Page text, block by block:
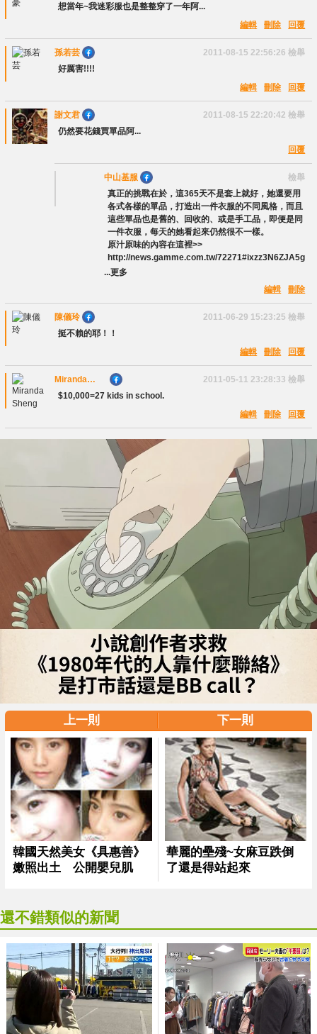
想當年~我迷彩服也是整整穿了一年阿...
回覆
刪除
編輯
孫若芸 2011-08-15 22:56:26 檢舉
好厲害!!!!
回覆
刪除
編輯
謝文君 2011-08-15 22:20:42 檢舉
仍然要花錢買單品阿...
回覆
中山基服
檢舉
真正的挑戰在於，這365天不是套上就好，她還要用
各式各樣的單品，打造出一件衣服的不同風格，而且
這些單品也是舊的、回收的、或是手工品，即便是同
一件衣服，每天的她看起來仍然很不一樣。
原汁原味的內容在這裡>>
http://news.gamme.com.tw/72271#ixzz3N6ZJA5g
...更多
刪除
編輯
陳儀玲 2011-06-29 15:23:25 檢舉
挺不賴的耶！！
回覆
刪除
編輯
Miranda
Sheng
2011-05-11 23:28:33 檢舉
$10,000=27 kids in school.
回覆
刪除
編輯
上一則 下一則
還不錯類似的新聞